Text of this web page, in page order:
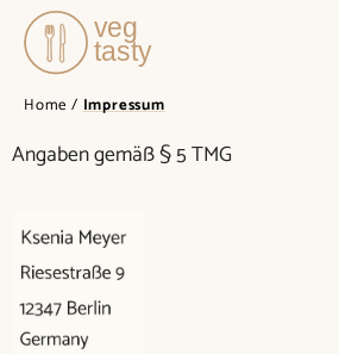
VEGTASTY
Quick
&
Easy
Recipes
Home / Impressum
Angaben gemäß § 5 TMG